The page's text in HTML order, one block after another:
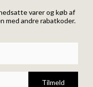
varer og køb af
med andre rabatkoder.
Tilmeld